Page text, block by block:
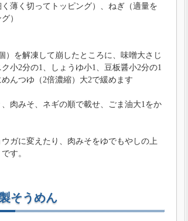
薄く切ってトッピング）、ねぎ（適量を
）
）を解凍して崩したところに、味噌大さじ
小2分の1、しょうゆ小1、豆板醤小2分の1
んつゆ（2倍濃縮）大2で緩めます
肉みそ、ネギの順で載せ、ごま油大1をか
ガに変えたり、肉みそをゆでもやしの上
す。
そうめん